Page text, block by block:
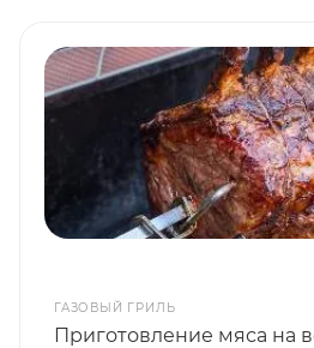
ГАЗОВЫЙ ГРИЛЬ
Приготовление мяса на